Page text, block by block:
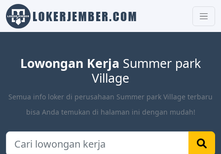
Lowongan Kerja Summer park
Village
Semua info loker di perusahaan Summer park Village terbaru
bisa Anda temukan di halaman ini dengan mudah!